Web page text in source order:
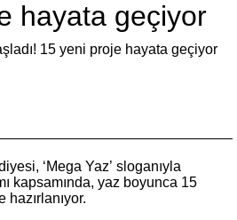
hayata geçiyor
15 yeni proje hayata geçiyor
‘Mega Yaz’ sloganıyla
kapsamında, yaz boyunca 15